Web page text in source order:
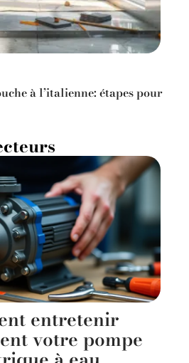
à l’italienne: étapes pour
entretenir
votre pompe